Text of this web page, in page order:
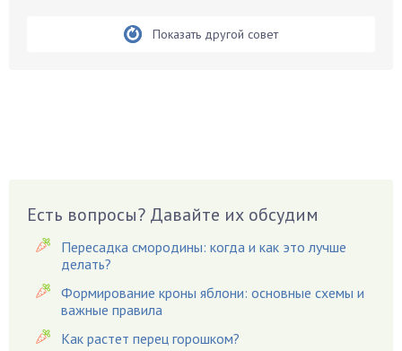
Вешенки
Виноград
Вредители
Гардения
Гацания
Показать другой совет
Есть вопросы? Давайте их обсудим
Пересадка смородины: когда и как это лучше
делать?
Формирование кроны яблони: основные схемы и
важные правила
Как растет перец горошком?